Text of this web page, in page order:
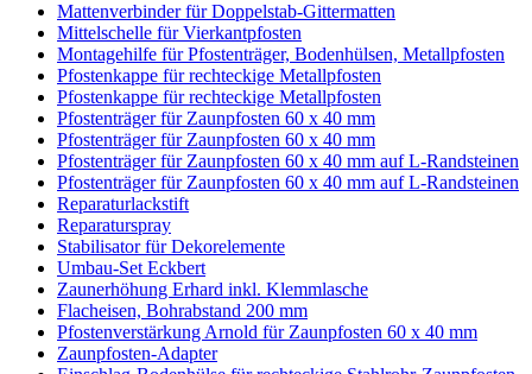
Mattenverbinder für Doppelstab-Gittermatten
Mittelschelle für Vierkantpfosten
Montagehilfe für Pfostenträger, Bodenhülsen, Metallpfosten
Pfostenkappe für rechteckige Metallpfosten
Pfostenkappe für rechteckige Metallpfosten
Pfostenträger für Zaunpfosten 60 x 40 mm
Pfostenträger für Zaunpfosten 60 x 40 mm
Pfostenträger für Zaunpfosten 60 x 40 mm auf L-Randsteinen
Pfostenträger für Zaunpfosten 60 x 40 mm auf L-Randsteinen
Reparaturlackstift
Reparaturspray
Stabilisator für Dekorelemente
Umbau-Set Eckbert
Zaunerhöhung Erhard inkl. Klemmlasche
Flacheisen, Bohrabstand 200 mm
Pfostenverstärkung Arnold für Zaunpfosten 60 x 40 mm
Zaunpfosten-Adapter